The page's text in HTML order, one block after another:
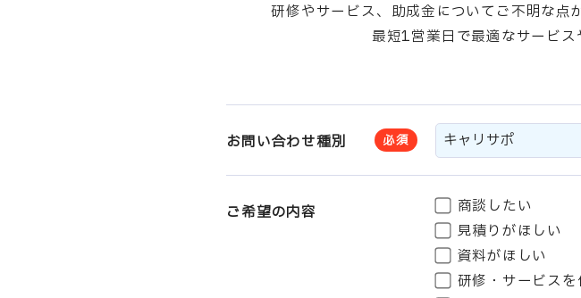
超実践型エンジニア研修「リアプロ」
インター
1社専用
講師派遣
研修やサービス、助成金についてご不明な点
最短1営業日で最適なサービス
お問い合わせ種別 必須
ご希望の内容
商談したい
見積りがほしい
資料がほしい
研修・サービス